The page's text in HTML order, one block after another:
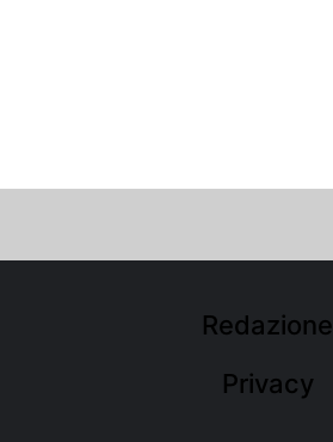
Redazione
Privacy